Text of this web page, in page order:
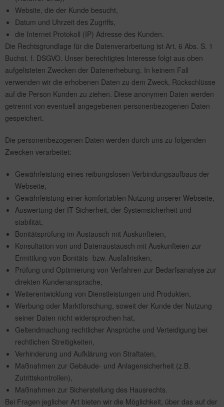
Website, die der Kunde besucht,
Datum und Uhrzeit des Zugriffs,
die Internet Protokoll (IP) Adresse des Kunden.
Die Rechtsgrundlage für die Datenverarbeitung ist Art. 6 Abs. S. 1
Buchst. f. DSGVO. Unser berechtigtes Interesse folgt aus oben
aufgelisteten Zwecken der Datenerhebung. In keinem Fall
verwenden wir die erhobenen Daten zu dem Zweck, Rückschlüsse
auf die Person Kunden zu ziehen. Diese anonymen Daten werden
getrennt von eventuell angegebenen personenbezogenen Daten
gespeichert.
Die personenbezogenen Daten werden durch uns zu folgenden
Zwecken verarbeitet:
Gewährleistung eines reibungslosen Verbindungsaufbaus der
Webseite,
Gewährleistung einer komfortablen Nutzung unserer Webseite,
Auswertung der IT-Sicherheit, der Systemsicherheit und -
stabilität,
Bonitätsprüfung im Austausch mit Auskunfteien,
Konsultation von und Datenaustausch mit Auskunfteien zur
Ermittlung von Bonitäts- bzw. Ausfallrisiken,
Prüfung und Optimierung von Verfahren zur Bedarfsanalyse zur
direkten Kundenansprache,
Weiterentwicklung von Dienstleistungen und Produkten,
Werbung oder Marktforschung, soweit der Kunde der Nutzung
seiner Daten nicht widersprochen hat,
Geltendmachung rechtlicher Ansprüche und Verteidigung bei
rechtlichen Streitigkeiten,
Verhinderung und Aufklärung von Straftaten,
Maßnahmen zur Gebäude- und Anlagensicherheit (z.B.
Zutrittskontrollen),
Maßnahmen zur Sicherstellung des Hausrechts.
Bei Fragen jeglicher Art bieten wir die Möglichkeit, über das auf der